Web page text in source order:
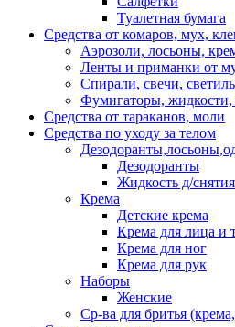
Туалетная бумага
Средства от комаров, мух,
Аэрозоли, лосьоны,
Ленты и приманки от
Спирали, свечи,
Фумигаторы,
Средства от тараканов, моли
Средства по уходу за телом
Дезодоранты
Жидкость д/
Крема
Детские крема
Крема для лица и
Крема для ног
Крема для рук
Наборы
Женские
Ср-ва для бритья